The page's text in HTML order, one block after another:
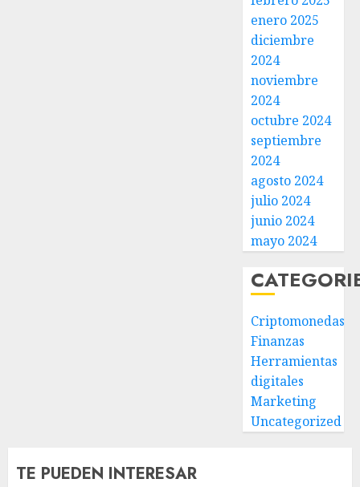
enero 2025
diciembre
2024
noviembre
2024
octubre 2024
septiembre
2024
agosto 2024
julio 2024
junio 2024
mayo 2024
Criptomonedas
Finanzas
Herramientas
digitales
Marketing
Uncategorized
TE PUEDEN INTERESAR